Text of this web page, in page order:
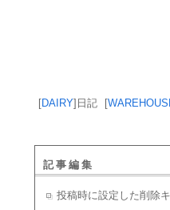
[DAIRY] 日記 [
記事編集
投稿時に設定した削除